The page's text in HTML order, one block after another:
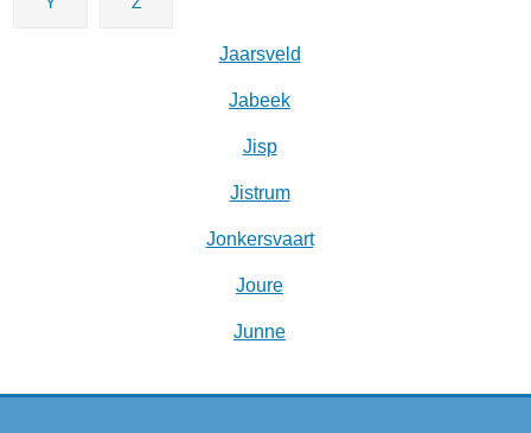
Jaarsveld
Jabeek
Jisp
Jistrum
Jonkersvaart
Joure
Junne